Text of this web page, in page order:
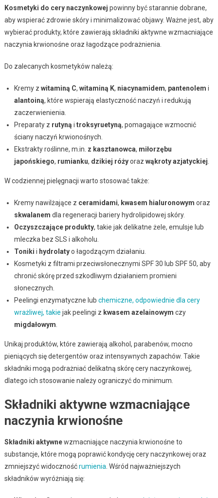
Kosmetyki do cery naczynkowej powinny być starannie dobrane,
aby wspierać zdrowie skóry i minimalizować objawy. Ważne jest, aby
wybierać produkty, które zawierają składniki aktywne wzmacniające
naczynia krwionośne oraz łagodzące podrażnienia.
Do zalecanych kosmetyków należą:
Kremy z witaminą C, witaminą K, niacynamidem, pantenolem i
alantoiną, które wspierają elastyczność naczyń i redukują
zaczerwienienia.
Preparaty z rutyną i troksyruetyną, pomagające wzmocnić
ściany naczyń krwionośnych.
Ekstrakty roślinne, m.in. z kasztanowca, miłorzębu
japońskiego, rumianku, dzikiej różyoraz wąkroty azjatyckiej
W codziennej pielęgnacji warto stosować także:
Kremy nawilżające z ceramidami, kwasem hialuronowym oraz
skwalanem dla regeneracji bariery hydrolipidowej skóry.
Oczyszczające produkty, takie jak delikatne żele, emulsje lub
mleczka bez SLS i alkoholu.
Toniki i hydrolatyo łagodzącym działaniu.
Kosmetyki z filtrami przeciwsłonecznymi SPF 30 lub SPF 50, aby
chronić skórę przed szkodliwym działaniem promieni
słonecznych.
Peelingi enzymatyczne lub chemiczne, odpowiednie dla cery
wrażliwej, takie jak peelingi z kwasem azelainowym czy
migdałowym
Unikaj produktów, które zawierają alkohol, parabenów, mocno
pieniących się detergentów oraz intensywnych zapachów. Takie
składniki mogą podrażniać delikatną skórę cery naczynkowej,
dlatego ich stosowanie należy ograniczyć do minimum.
Składniki aktywne wzmacniające
naczynia krwionośne
Składniki aktywnewzmacniające naczynia krwionośne to
substancje, które mogą poprawić kondycję cery naczynkowej oraz
zmniejszyć widocznośćrumienia . Wśród najważniejszych
składników wyróżniają się: